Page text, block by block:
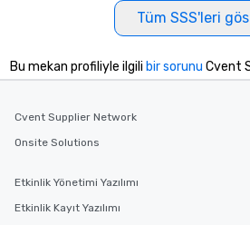
Tüm SSS'leri
Bu mekan profiliyle ilgili bir sorunu Cvent
Cvent Supplier Network
Onsite Solutions
Etkinlik Yönetimi Yazılımı
Etkinlik Kayıt Yazılımı